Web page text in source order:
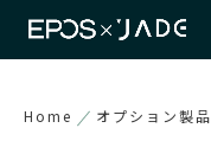
Home オプション製品